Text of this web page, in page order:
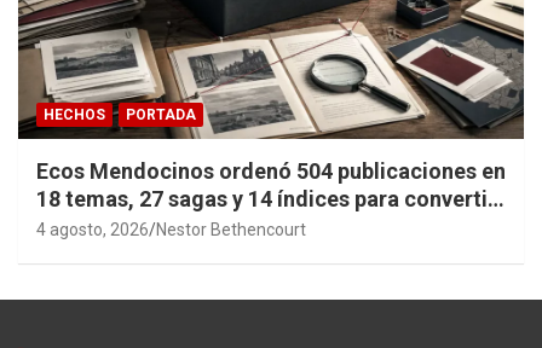
HECHOS PORTADA
Ecos Mendocinos ordenó 504 publicaciones en
18 temas, 27 sagas y 14 índices para convertir
años de investigación en memoria pública
4 agosto, 2026 Nestor Bethencourt